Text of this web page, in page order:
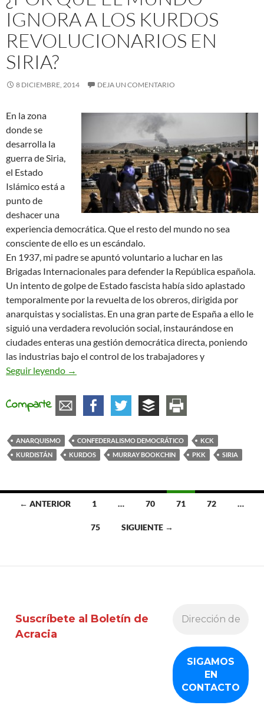
IGNORA A LOS KURDOS
REVOLUCIONARIOS EN
SIRIA?
8 DICIEMBRE, 2014 DEJA UN COMENTARIO
En la zona
donde se
desarrolla la
guerra de Siria,
el Estado
Islámico está a
punto de
deshacer una
experiencia democrática. Que el resto del mundo no sea
consciente de ello es un escándalo.
En 1937, mi padre se apuntó voluntario a luchar en las
Brigadas Internacionales para defender la República española.
Un intento de golpe de Estado fascista había sido aplastado
temporalmente por la revuelta de los obreros, dirigida por
anarquistas y socialistas. En una gran parte de España a ello le
siguió una verdadera revolución social, instaurándose en
ciudades enteras una gestión democrática directa, poniendo
las industrias bajo el control de los trabajadores y
Seguir leyendo
¿Por qué el mundo ignora a los kurdos
→
Comparte
ANARQUISMO CONFEDERALISMO DEMOCRÁTICO
KCK
KURDISTÁN
KURDOS MURRAY BOOKCHIN PKK SIRIA
entradas
← ANTERIOR 1 … 70 71 72 …
75 SIGUIENTE →
Suscríbete al Boletín de
Acracia